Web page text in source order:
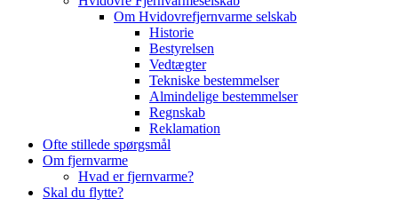
Om Hvidovrefjernvarme selskab
Historie
Bestyrelsen
Vedtægter
Tekniske bestemmelser
Almindelige bestemmelser
Regnskab
Reklamation
Ofte stillede spørgsmål
Om fjernvarme
Hvad er fjernvarme?
Skal du flytte?